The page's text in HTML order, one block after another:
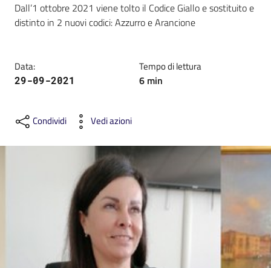
C
a
t
d
Dall’1 ottobre 2021 viene tolto il Codice Giallo e sostituito e
distinto in 2 nuovi codici: Azzurro e Arancione
Data:
29-09-2021
Tempo di lettura
6 min
Condividi Vedi azioni